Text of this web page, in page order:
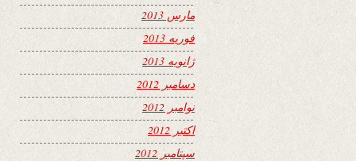
مارس 2013
فوریه 2013
ژانویه 2013
دسامبر 2012
نوامبر 2012
اکتبر 2012
سپتامبر 2012